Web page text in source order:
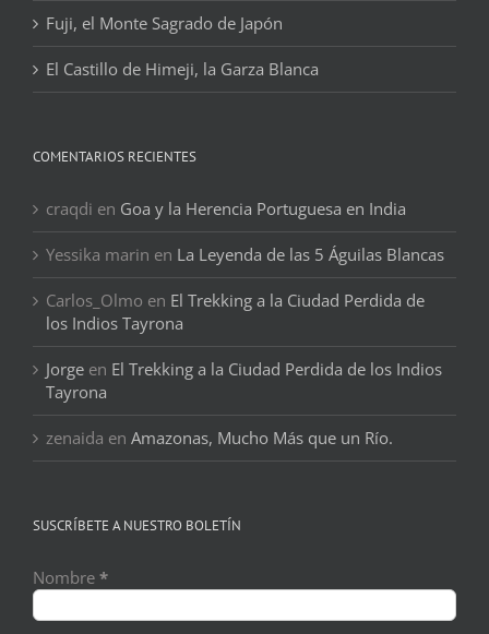
Fuji, el Monte Sagrado de Japón
El Castillo de Himeji, la Garza Blanca
COMENTARIOS RECIENTES
craqdi en Goa y la Herencia Portuguesa en India
Yessika marin en La Leyenda de las 5 Águilas Blancas
Carlos_Olmo en El Trekking a la Ciudad Perdida de
los Indios Tayrona
Jorge en El Trekking a la Ciudad Perdida de los Indios
Tayrona
zenaida en Amazonas, Mucho Más que un Río.
SUSCRÍBETE A NUESTRO BOLETÍN
Nombre *